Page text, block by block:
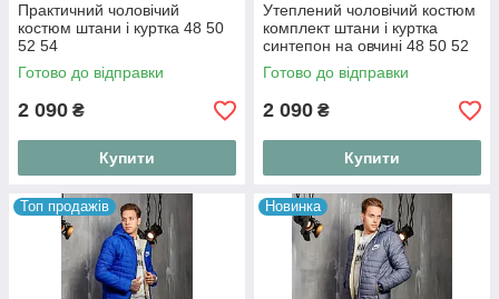
Практичний чоловічий
костюм штани і куртка 48 50
52 54
Готово до відправки
2 090 ₴
Купити
Утеплений чоловічий костюм
комплект штани і куртка
синтепон на овчині 48 50 52
54
Готово до відправки
2 090 ₴
Купити
Топ продажів Новинка